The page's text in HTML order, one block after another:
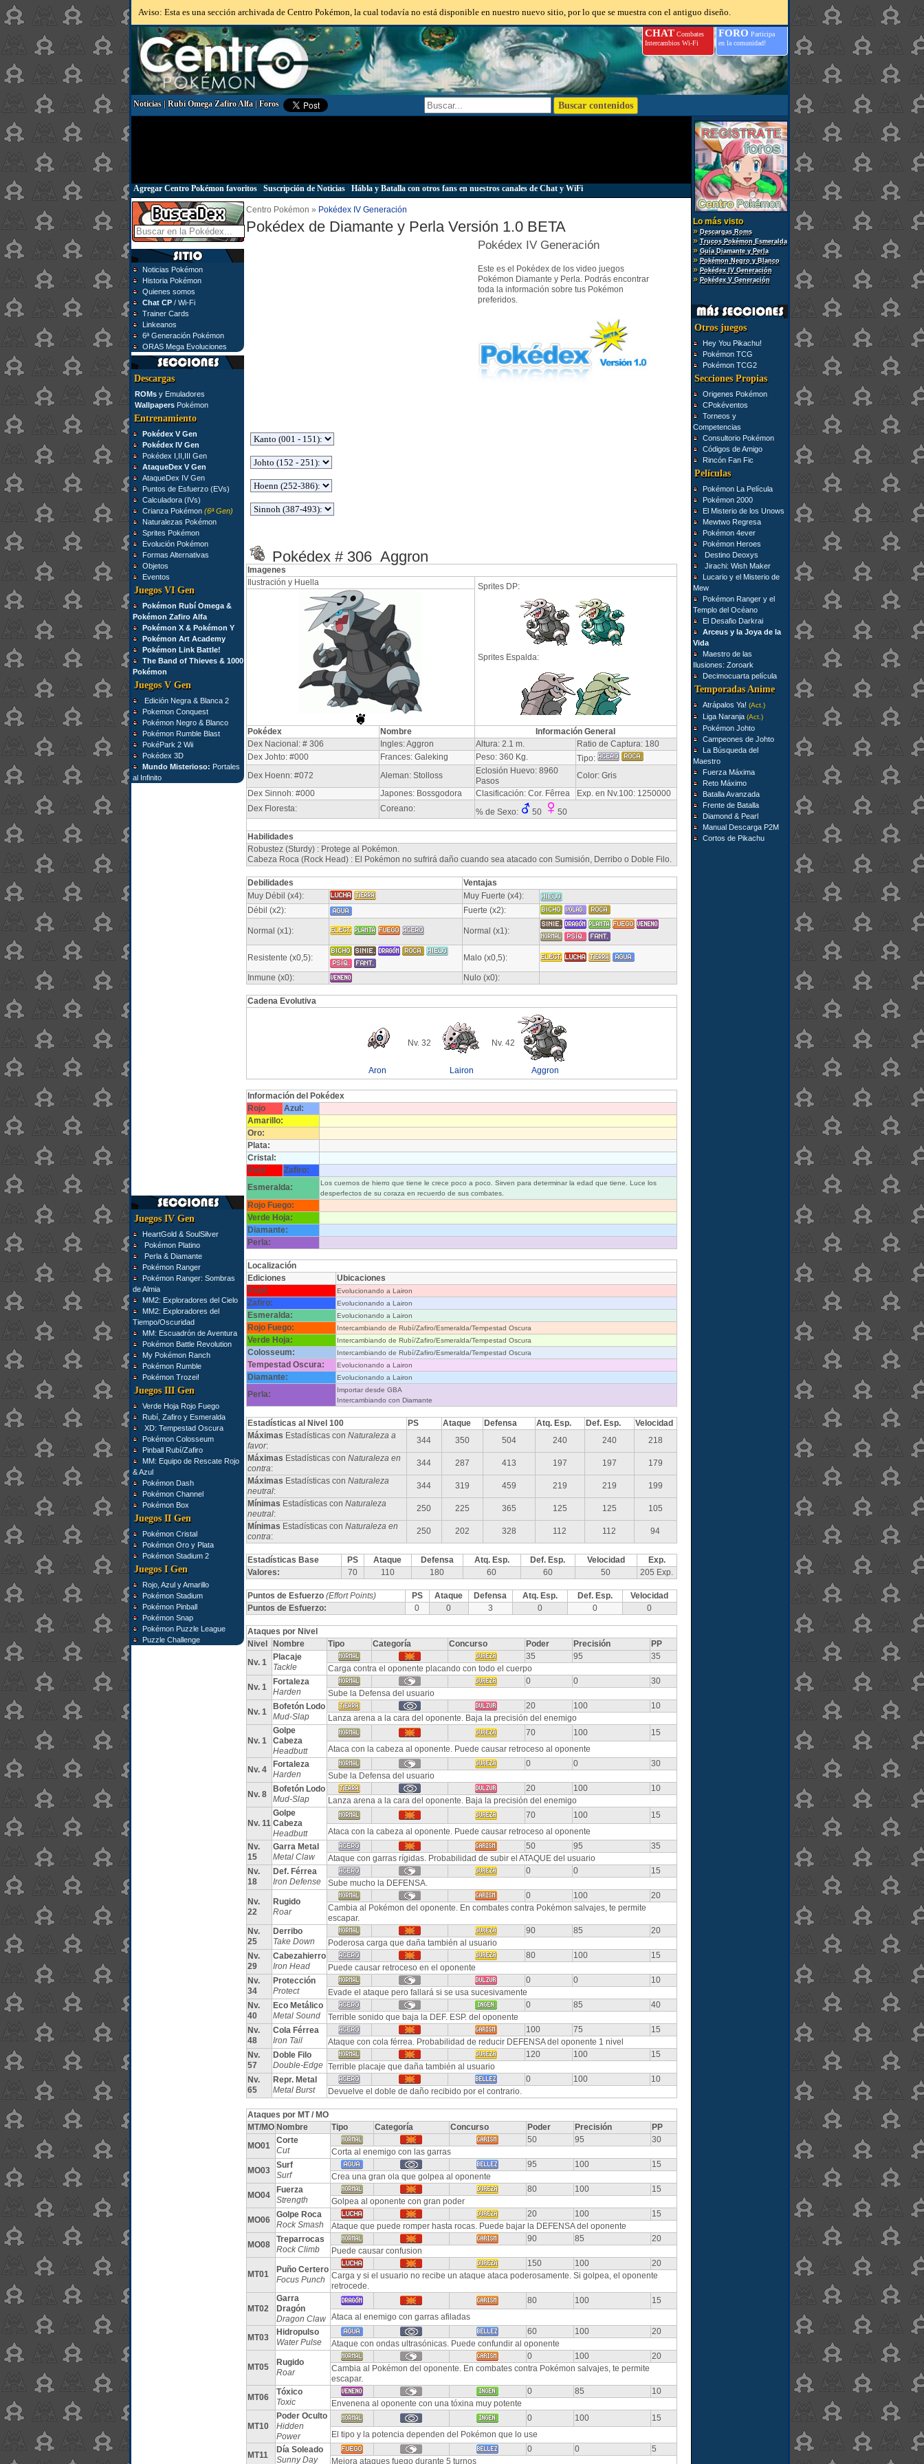
Aviso: Esta es una sección archivada de Centro Pokémon, la cual todavía no está disponible en nuestro nuevo sitio, por lo que se muestra con el antiguo diseño.
FORO Participa
en la comunidad!
CHATCombates
Intercambios Wi-Fi
Noticias|Rubí Omega Zafiro Alfa|Foros
Agregar Centro Pokémon favoritos| Suscripción de Noticias| Hábla y Batalla con otros fans en nuestros canales de Chat y WiFi
Lo más visto
» Descargas Roms
» Trucos Pokémon Esmeralda
» Guía Diamante y Perla
» Pokémon Negro y Blanco
» Pokédex IV Generación
» Pokédex V Generación
Otros juegos
Hey You Pikachu!
Pokémon TCG
Pokémon TCG2
Secciones Propias
Origenes Pokémon
CPokéventos
Torneos y
Competencias
Consultorio Pokémon
Códigos de Amigo
Rincón Fan Fic
Películas
Pokémon La Película
Pokémon 2000
El Misterio de los Unows
Mewtwo Regresa
Pokémon 4ever
Pokémon Heroes
Destino Deoxys
Jirachi: Wish Maker
Lucario y el Misterio de
Mew
Pokémon Ranger y el
Templo del Océano
El Desafio Darkrai
Arceus y la Joya de la
Vida
Maestro de las
Ilusiones: Zoroark
Decimocuarta película
Temporadas Anime
Atrápalos Ya! (Act.)
Liga Naranja (Act.)
Pokémon Johto
Campeones de Johto
La Búsqueda del
Maestro
Fuerza Máxima
Reto Máximo
Batalla Avanzada
Frente de Batalla
Diamond & Pearl
Manual Descarga P2M
Cortos de Pikachu
Noticias Pokémon
Historia Pokémon
Quienes somos
Chat CP/ Wi-Fi
Trainer Cards
Linkeanos
6ª Generación Pokémon
ORAS Mega Evoluciones
Descargas
ROMsy Emuladores
WallpapersPokémon
Entrenamiento
Pokédex V Gen
Pokédex IV Gen
Pokédex I,II,III Gen
AtaqueDex V Gen
AtaqueDex IV Gen
Puntos de Esfuerzo (EVs)
Calculadora (IVs)
Crianza Pokémon (6ª Gen)
Naturalezas Pokémon
Sprites Pokémon
Evolución Pokémon
Formas Alternativas
Objetos
Eventos
Juegos VI Gen
Pokémon Rubí Omega &
Pokémon Zafiro Alfa
Pokémon X & Pokémon Y
Pokémon Art Academy
Pokémon Link Battle!
The Band of Thieves & 1000
Pokémon
Juegos V Gen
Edición Negra & Blanca 2
Pokemon Conquest
Pokémon Negro & Blanco
Pokémon Rumble Blast
PokéPark 2 Wii
Pokédex 3D
Mundo Misterioso: Portales
al Infinito
Juegos IV Gen
HeartGold & SoulSilver
Pokémon Platino
Perla & Diamante
Pokémon Ranger
Pokémon Ranger: Sombras
de Almia
MM2: Exploradores del Cielo
MM2: Exploradores del
Tiempo/Oscuridad
MM: Escuadrón de Aventura
Pokémon Battle Revolution
My Pokémon Ranch
Pokémon Rumble
Pokémon Trozei!
Juegos III Gen
Verde Hoja Rojo Fuego
Rubí, Zafiro y Esmeralda
XD: Tempestad Oscura
Pokémon Colosseum
Pinball Rubí/Zafiro
MM: Equipo de Rescate Rojo
& Azul
Pokémon Dash
Pokémon Channel
Pokémon Box
Juegos II Gen
Pokémon Cristal
Pokémon Oro y Plata
Pokémon Stadium 2
Juegos I Gen
Rojo, Azul y Amarillo
Pokémon Stadium
Pokémon Pinball
Pokémon Snap
Pokémon Puzzle League
Puzzle Challenge
Centro Pokémon » Pokédex IV Generación
Pokédex de Diamante y Perla Versión 1.0 BETA
Pokédex IV Generación
Este es el Pokédex de los video juegos
Pokémon Diamante y Perla. Podrás encontrar
toda la información sobre tus Pokémon
preferidos.
Pokédex # 306 Aggron
Imagenes
Ilustración y Huella
Sprites DP:
Sprites Espalda:
Pokédex Nombre
Información General
Dex Nacional: # 306
Ingles: Aggron Altura: 2.1 m.
Ratio de Captura: 180
Dex Johto: #000
Frances: Galeking Peso: 360 Kg.
Tipo:
Dex Hoenn: #072
Aleman: Stolloss
Eclosión Huevo: 8960
Pasos
Color: Gris
Dex Sinnoh: #000
Japones: Bossgodora Clasificación: Cor. Fêrrea
Exp. en Nv.100: 1250000
Dex Floresta:
Coreano: % de Sexo: 50 50
Habilidades
Robustez (Sturdy) : Protege al Pokémon.
Cabeza Roca (Rock Head) : El Pokémon no sufrirá daño cuando sea atacado con Sumisión, Derribo o Doble Filo.
Debilidades
Ventajas
Muy Débil (x4):
Muy Fuerte (x4):
Débil (x2):
Fuerte (x2):
Normal (x1): Normal (x1):
Resistente (x0,5): Malo (x0,5):
Inmune (x0): Nulo (x0):
Cadena Evolutiva
Aron
Nv. 32
Lairon
Nv. 42
Aggron
Información del Pokédex
Rojo
Azul:
Amarillo:
Oro:
Plata:
Cristal:
Rubí
Zafiro:
Esmeralda:
Los cuernos de hierro que tiene le crece poco a poco. Sirven para determinar la edad que tiene. Luce los
desperfectos de su coraza en recuerdo de sus combates.
Rojo Fuego:
Verde Hoja:
Diamante:
Perla:
Localización
Ediciones
Ubicaciones
Rubí:
Evolucionando a Lairon
Zafiro: Evolucionando a Lairon
Esmeralda: Evolucionando a Lairon
Rojo Fuego: Intercambiando de Rubí/Zafiro/Esmeralda/Tempestad Oscura
Verde Hoja: Intercambiando de Rubí/Zafiro/Esmeralda/Tempestad Oscura
Colosseum: Intercambiando de Rubí/Zafiro/Esmeralda/Tempestad Oscura
Tempestad Oscura: Evolucionando a Lairon
Diamante: Evolucionando a Lairon
Perla:
Importar desde GBA
Intercambiando con Diamante
Estadísticas al Nivel 100 PS Ataque Defensa Atq. Esp. Def. Esp.
Velocidad
Máximas Estadísticas con Naturaleza a
favor:
344 350 504 240 240
218
Máximas Estadísticas con Naturaleza en
contra:
344 287 413 197 197
179
Máximas Estadísticas con Naturaleza
neutral:
344 319 459 219 219
199
Mínimas Estadísticas con Naturaleza
neutral:
250 225 365 125 125
105
Mínimas Estadísticas con Naturaleza en
contra:
250 202 328 112 112 94
Estadísticas Base PS Ataque Defensa Atq. Esp. Def. Esp. Velocidad
Exp.
Valores:
70 110 180 60 60 50 205 Exp.
Puntos de Esfuerzo (Effort Points) PS Ataque Defensa Atq. Esp. Def. Esp.
Velocidad
Puntos de Esfuerzo:
0 0 3 0 0 0
Ataques por Nivel
Nivel
Nombre Tipo Categoría Concurso Poder Precisión
PP
Nv. 1
Placaje
Tackle
35 95
35
Carga contra el oponente placando con todo el cuerpo
Nv. 1
Fortaleza
Harden
0 0
30
Sube la Defensa del usuario
Nv. 1
Bofetón Lodo
Mud-Slap
20 100
10
Lanza arena a la cara del oponente. Baja la precisión del enemigo
Nv. 1
Golpe
Cabeza
Headbutt
70 100
15
Ataca con la cabeza al oponente. Puede causar retroceso al oponente
Nv. 4
Fortaleza
Harden
0 0
30
Sube la Defensa del usuario
Nv. 8
Bofetón Lodo
Mud-Slap
20 100
10
Lanza arena a la cara del oponente. Baja la precisión del enemigo
Nv. 11
Golpe
Cabeza
Headbutt
70 100
15
Ataca con la cabeza al oponente. Puede causar retroceso al oponente
Nv.
15
Garra Metal
Metal Claw
50 95
35
Ataque con garras rígidas. Probabilidad de subir el ATAQUE del usuario
Nv.
18
Def. Férrea
Iron Defense
0 0
15
Sube mucho la DEFENSA.
Nv.
22
Rugido
Roar
0 100
20
Cambia al Pokémon del oponente. En combates contra Pokémon salvajes, te permite
escapar.
Nv.
25
Derribo
Take Down
90 85
20
Poderosa carga que daña también al usuario
Nv.
29
Cabezahierro
Iron Head
80 100
15
Puede causar retroceso en el oponente
Nv.
34
Protección
Protect
0 0
10
Evade el ataque pero fallará si se usa sucesivamente
Nv.
40
Eco Metálico
Metal Sound
0 85
40
Terrible sonido que baja la DEF. ESP. del oponente
Nv.
48
Cola Férrea
Iron Tail
100 75
15
Ataque con cola férrea. Probabilidad de reducir DEFENSA del oponente 1 nivel
Nv.
57
Doble Filo
Double-Edge
120 100
15
Terrible placaje que daña también al usuario
Nv.
65
Repr. Metal
Metal Burst
0 100
10
Devuelve el doble de daño recibido por el contrario.
Ataques por MT / MO
MT/MO Nombre Tipo Categoría Concurso Poder Precisión
PP
MO01
Corte
Cut
50 95
30
Corta al enemigo con las garras
MO03
Surf
Surf
95 100
15
Crea una gran ola que golpea al oponente
MO04
Fuerza
Strength
80 100
15
Golpea al oponente con gran poder
MO06
Golpe Roca
Rock Smash
20 100
15
Ataque que puede romper hasta rocas. Puede bajar la DEFENSA del oponente
MO08
Treparrocas
Rock Climb
90 85
20
Puede causar confusion
MT01
Puño Certero
Focus Punch
150 100
20
Carga y si el usuario no recibe un ataque ataca poderosamente. Si golpea, el oponente
retrocede.
MT02
Garra
Dragón
Dragon Claw
80 100
15
Ataca al enemigo con garras afiladas
MT03
Hidropulso
Water Pulse
60 100
20
Ataque con ondas ultrasónicas. Puede confundir al oponente
MT05
Rugido
Roar
0 100
20
Cambia al Pokémon del oponente. En combates contra Pokémon salvajes, te permite
escapar.
MT06
Tóxico
Toxic
0 85
10
Envenena al oponente con una tóxina muy potente
MT10
Poder Oculto
Hidden
Power
0 100
15
El tipo y la potencia dependen del Pokémon que lo use
MT11
Día Soleado
Sunny Day
0 0
5
Mejora ataques fuego durante 5 turnos